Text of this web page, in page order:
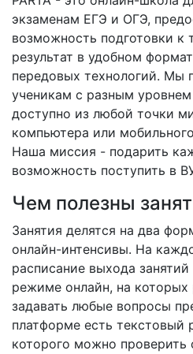
экзаменам ЕГЭ и ОГЭ,
возможность подготовки к
результат в удобном
передовых технологий. Мы
ученикам с разным
доступно из любой точки
компьютера или
Наша миссия - подарить
возможность поступить в
Чем полезны
Занятия делятся на два
онлайн-интенсивы. На
расписание выхода
режиме онлайн, на
задавать любые вопросы
платформе есть
которого можно проверить